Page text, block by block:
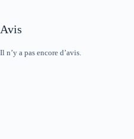
Avis
Il n’y a pas encore d’avis.